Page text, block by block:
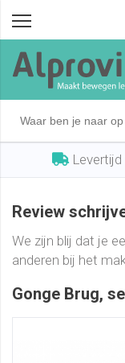
Levertijd 1-2
Review
We zijn blij dat je
anderen bij het
Gonge Brug,